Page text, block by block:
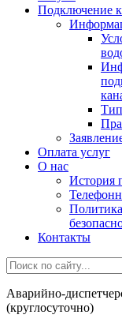
Подключение
Оплата услуг
О нас
История
Контакты
Аварийно-
(круглосуточно)